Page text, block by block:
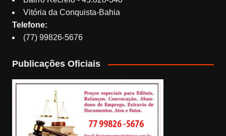
Vitória da Conquista-Bahia
Telefone:
(77) 99826-5676
Publicações Oficiais